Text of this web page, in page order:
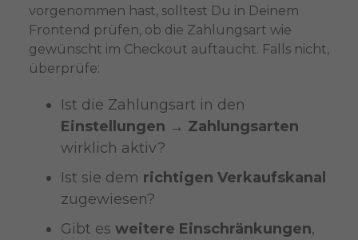
vorgenommen hast, solltest Du in Deinem
Frontend prüfen, ob die Zahlungsart wie
gewünscht im Checkout auftaucht. Falls nicht,
überprüfe:
Ist die Zahlungsart in den
Einstellungen → Zahlungsarten
wirklich aktiv?
Ist sie dem richtigen Verkaufskanal
zugewiesen?
Gibt es weitere Einschränkungen,